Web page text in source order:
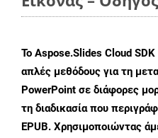
Το Aspose.Slides Cloud
απλές μεθόδους για τη
PowerPoint σε διάφορες
τη διαδικασία που
EPUB. Χρησιμοποιώντας